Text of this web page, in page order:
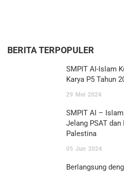
BERITA TERPOPULER
SMPIT Al-Islam
Karya P5 Tahun
29 Mei 2024
SMPIT Al –
Jelang PSAT
Palestina
05 Jun 2024
Berlangsung